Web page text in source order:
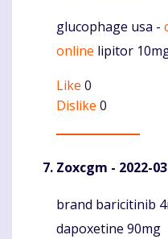
Komentaras
glucophage usa -
online lipitor
Like 0
Dislike 0
Zoxcgm - 2022-
Komentaras
brand baricitinib
dapoxetine 90mg